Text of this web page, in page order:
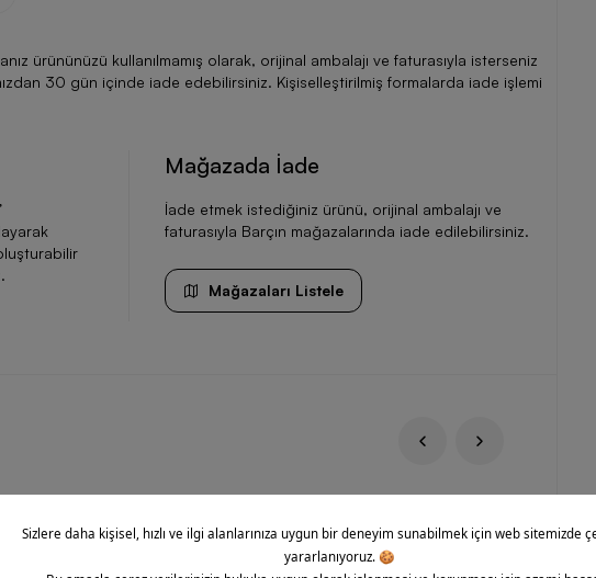
ürününüzü kullanılmamış olarak, orijinal ambalajı ve faturasıyla isterseniz
30 gün içinde iade edebilirsiniz. Kişiselleştirilmiş formalarda iade işlemi
Mağazada İade
İade etmek istediğiniz ürünü, orijinal ambalajı ve
faturasıyla Barçın mağazalarında iade edilebilirsiniz.
Mağazaları Listele